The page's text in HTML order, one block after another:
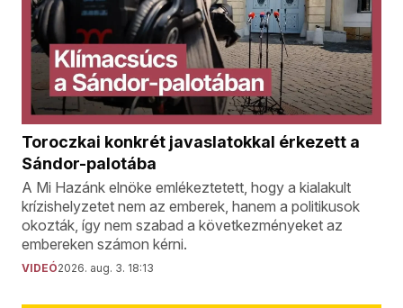
Toroczkai konkrét javaslatokkal érkezett a
Sándor-palotába
A Mi Hazánk elnöke emlékeztetett, hogy a kialakult
krízishelyzetet nem az emberek, hanem a politikusok
okozták, így nem szabad a következményeket az
embereken számon kérni.
VIDEÓ2026. aug. 3. 18:13